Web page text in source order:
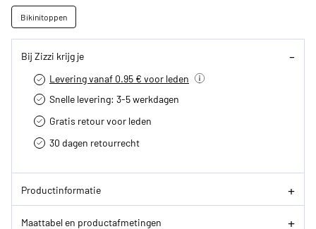
Bikinitoppen
Bij Zizzi krijg je
Levering vanaf 0.95 € voor leden
Snelle levering: 3-5 werkdagen
Gratis retour voor leden
30 dagen retourrecht­
Productinformatie
Maattabel en productafmetingen